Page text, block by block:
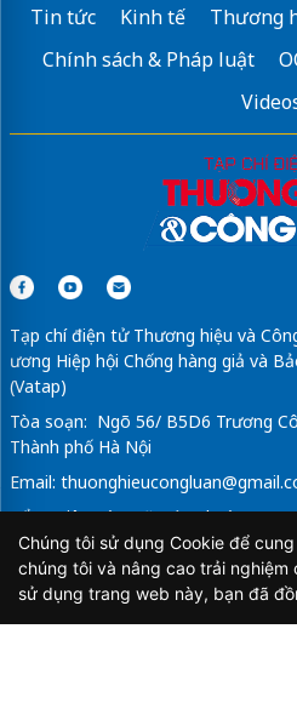
Tin tức Kinh tế Thương
Chính sách & Pháp luật
Tạp chí điện tử Thương hiệu và
ương Hiệp hội Chống hàng giả và
(Vatap)
Tòa soạn: Ngõ 56/ B5D6 Trương
Thành phố Hà Nội
Email:
Tổng Biên Tập: Vũ Đức Thuận
Giấy phép hoạt động báo chí điện
Thông tin và Truyền thông cấp
Chúng tôi sử dụng Cookie để
chúng tôi và nâng cao trải nghiệm
sử dụng trang web này, bạn đã